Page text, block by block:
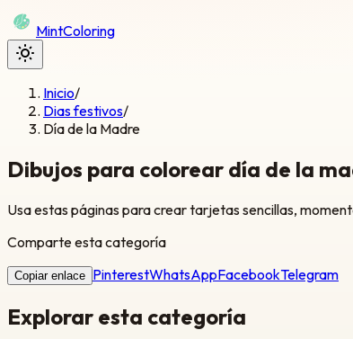
MintColoring
Inicio/
Dias festivos/
Día de la Madre
Dibujos para colorear día de la
Usa estas páginas para crear tarjetas sencillas,
Comparte esta categoría
Copiar enlace PinterestWhatsAppFacebookTelegram
Explorar esta categoría